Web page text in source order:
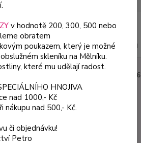
cena od
od53 Kč bez DPH
3036
v hodnotě 200, 300, 500 nebo
obratem
poukazem, který je možné
skleníku na Mělníku.
které mu udělají radost.
HNOJIVA
nad 1000,- Kč
nákupu nad 500,- Kč.
či objednávku!
Petro